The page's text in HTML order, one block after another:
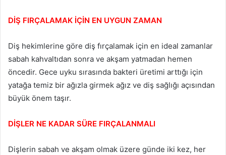
DİŞ FIRÇALAMAK İÇİN EN UYGUN ZAMAN
Diş hekimlerine göre diş fırçalamak için en ideal zamanlar
sabah kahvaltıdan sonra ve akşam yatmadan hemen
öncedir. Gece uyku sırasında bakteri üretimi arttığı için
yatağa temiz bir ağızla girmek ağız ve diş sağlığı açısından
büyük önem taşır.
DİŞLER NE KADAR SÜRE FIRÇALANMALI
Dişlerin sabah ve akşam olmak üzere günde iki kez, her